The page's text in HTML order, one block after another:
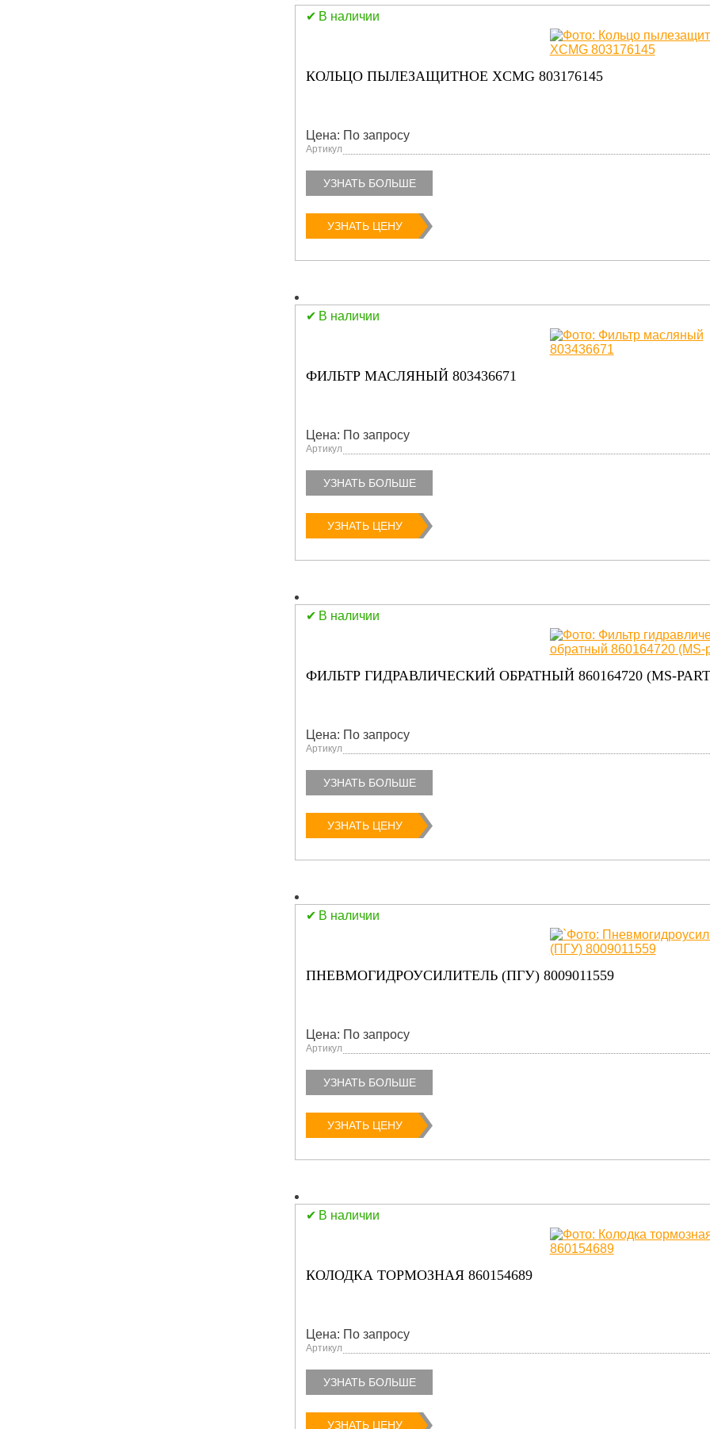
В наличии
КОЛЬЦО ПЫЛЕЗАЩИТНОЕ XCMG 803176145
Цена: По запросу
Артикул
УЗНАТЬ БОЛЬШЕ
УЗНАТЬ ЦЕНУ
В наличии
ФИЛЬТР МАСЛЯНЫЙ 803436671
Цена: По запросу
Артикул
УЗНАТЬ БОЛЬШЕ
УЗНАТЬ ЦЕНУ
В наличии
ФИЛЬТР ГИДРАВЛИЧЕСКИЙ ОБРАТНЫЙ 860164720 (MS-
Цена: По запросу
Артикул
УЗНАТЬ БОЛЬШЕ
УЗНАТЬ ЦЕНУ
В наличии
ПНЕВМОГИДРОУСИЛИТЕЛЬ (ПГУ) 8009011559
Цена: По запросу
Артикул
УЗНАТЬ БОЛЬШЕ
УЗНАТЬ ЦЕНУ
В наличии
КОЛОДКА ТОРМОЗНАЯ 860154689
Цена: По запросу
Артикул
УЗНАТЬ БОЛЬШЕ
УЗНАТЬ ЦЕНУ